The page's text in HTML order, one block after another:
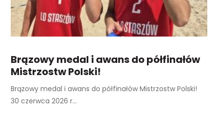
Brązowy medal i awans do półfinałów
Mistrzostw Polski!
Brązowy medal i awans do półfinałów Mistrzostw Polski!
30 czerwca 2026 r...